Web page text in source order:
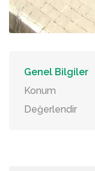
Genel Bilgiler
Konum
Değerlendir